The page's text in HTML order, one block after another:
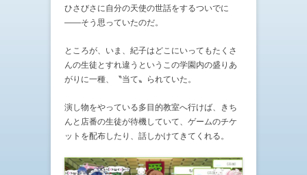
ひさびさに自分の天使の世話をするついでに
——そう思っていたのだ。
ところが、いま、紀子はどこにいってもたくさ
んの生徒とすれ違うというこの学園内の盛りあ
がりに一種、〝当て〟られていた。
演し物をやっている多目的教室へ行けば、きち
んと店番の生徒が待機していて、ゲームのチケ
ットを配布したり、話しかけてきてくれる。